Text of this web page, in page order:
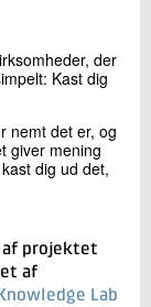
der
Kast dig
nemt det er, og
giver mening
dig ud det,
af projektet
af
Lab